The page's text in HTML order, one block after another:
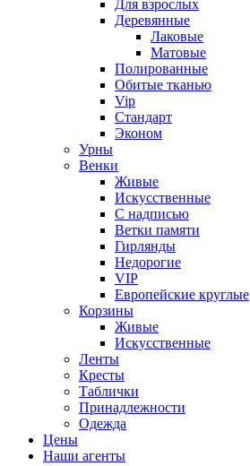
Для взрослых
Деревянные
Лаковые
Матовые
Полированные
Обитые тканью
Vip
Стандарт
Эконом
Урны
Венки
Живые
Искусственные
С надписью
Ветки памяти
Гирлянды
Недорогие
VIP
Европейские круглые
Корзины
Живые
Искусственные
Ленты
Кресты
Таблички
Принадлежности
Одежда
Цены
Наши агенты